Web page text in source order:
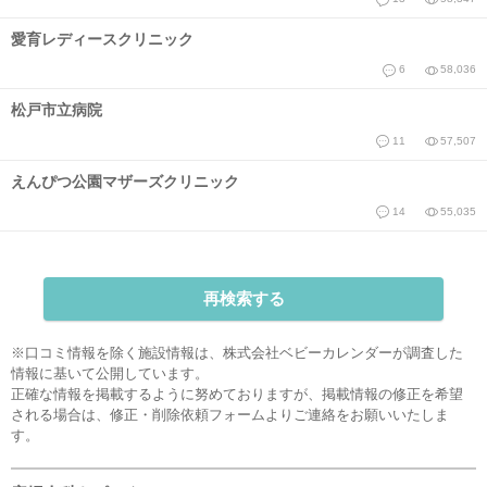
愛育レディースクリニック
6 58,036
松戸市立病院
11 57,507
えんぴつ公園マザーズクリニック
14 55,035
再検索する
※口コミ情報を除く施設情報は、株式会社ベビーカレンダーが調査した
情報に基いて公開しています。
正確な情報を掲載するように努めておりますが、掲載情報の修正を希望
される場合は、 修正・削除依頼フォーム よりご連絡をお願いいたしま
す。